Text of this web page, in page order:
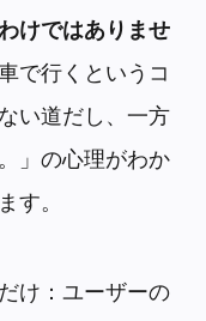
けではありませ
で行くというコ
い道だし、一方
」の心理がわか
す。
け：ユーザーの